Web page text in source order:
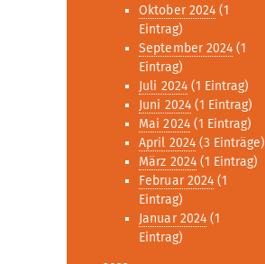
Oktober 2024 (1
Eintrag)
September 2024 (1
Eintrag)
Juli 2024(1 Eintrag)
Juni 2024(1 Eintrag)
Mai 2024(1 Eintrag)
April 2024 (3 Einträge)
März 2024(1 Eintrag)
Februar 2024 (1
Eintrag)
Januar 2024 (1
Eintrag)